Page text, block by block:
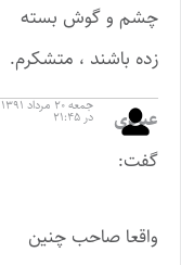
چشم و گوش بسته
زده باشند ، متشکرم.
عبادی
گفت:
جمعه ۲۰ مرداد ۱۳۹۱
در ۲۱:۴۵
واقعا صاحب چنین